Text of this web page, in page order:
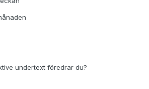
undertext föredrar du?